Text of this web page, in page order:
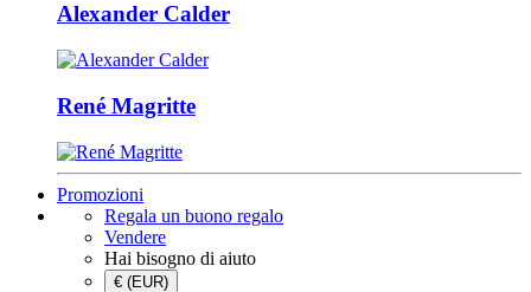
Alexander Calder
René Magritte
Promozioni
Regala un buono regalo
Vendere
Hai bisogno di aiuto
€ (EUR)